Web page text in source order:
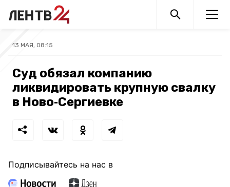
13 МАЯ, 08:15
Суд обязал компанию
ликвидировать крупную свалку
в Ново‑Сергиевке
Подписывайтесь на нас в